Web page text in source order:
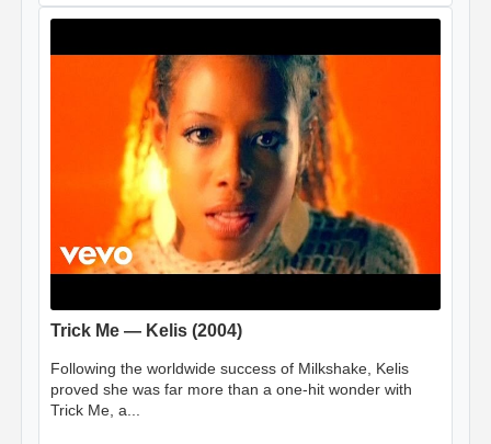
Trick Me — Kelis (2004)
Following the worldwide success of Milkshake, Kelis
proved she was far more than a one-hit wonder with
Trick Me, a...